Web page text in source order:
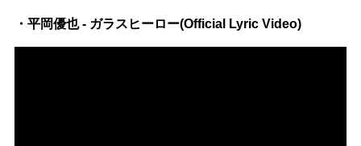
・平岡優也 - ガラスヒーロー(Official Lyric Video)